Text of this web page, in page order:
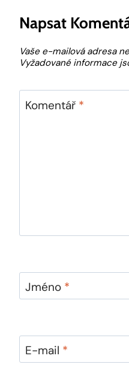
Napsat
Vaše e-mailová adresa
Vyžadované informace
Komentář *
Jméno *
E-mail *